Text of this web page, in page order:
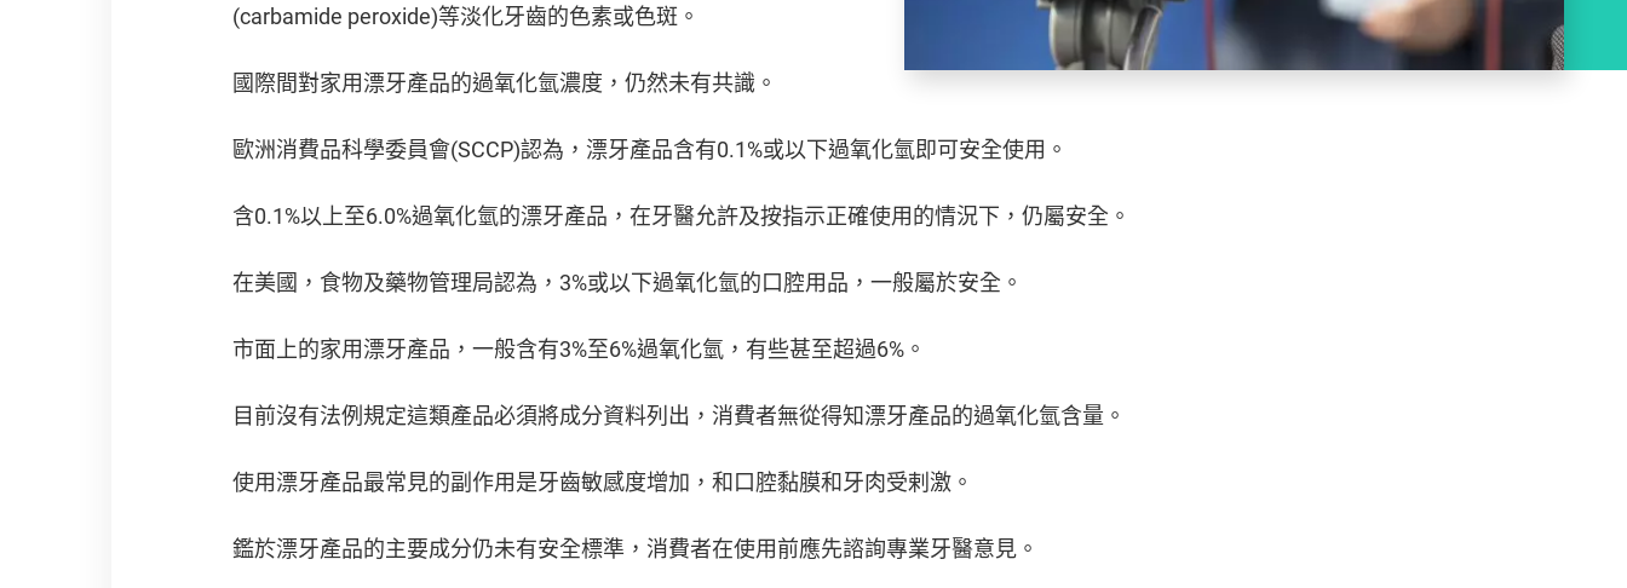
(carbamide peroxide)等淡化牙齒的色素或色斑。
國際間對家用漂牙產品的過氧化氫濃度，仍然未有共識。
歐洲消費品科學委員會(SCCP)認為，漂牙產品含有0.1%或以下過氧化氫即可安全使用。
含0.1%以上至6.0%過氧化氫的漂牙產品，在牙醫允許及按指示正確使用的情況下，仍屬安全。
在美國，食物及藥物管理局認為，3%或以下過氧化氫的口腔用品，一般屬於安全。
市面上的家用漂牙產品，一般含有3%至6%過氧化氫，有些甚至超過6%。
目前沒有法例規定這類產品必須將成分資料列出，消費者無從得知漂牙產品的過氧化氫含量。
使用漂牙產品最常見的副作用是牙齒敏感度增加，和口腔黏膜和牙肉受剌激。
鑑於漂牙產品的主要成分仍未有安全標準，消費者在使用前應先諮詢專業牙醫意見。